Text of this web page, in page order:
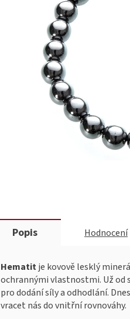
Popis Hodnocení
Hematitje kovově lesklý
ochrannými vlastnostmi. Už od
pro dodání síly a odhodlání.
vracet nás do vnitřní rovnováhy.